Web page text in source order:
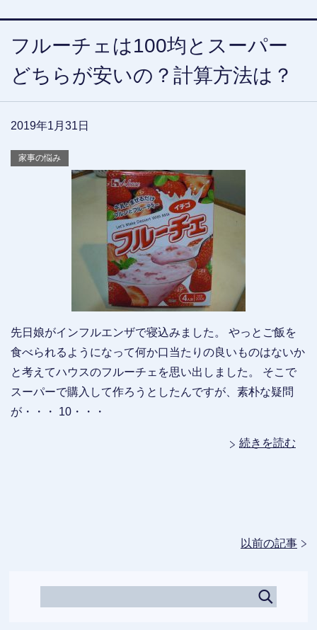
フルーチェは100均とスーパー
どちらが安いの？計算方法は？
2019年1月31日
家事の悩み
先日娘がインフルエンザで寝込みました。 やっとご飯を
食べられるようになって何か口当たりの良いものはないか
と考えてハウスのフルーチェを思い出しました。 そこで
スーパーで購入して作ろうとしたんですが、素朴な疑問
が・・・ 10・・・
続きを読む
以前の記事